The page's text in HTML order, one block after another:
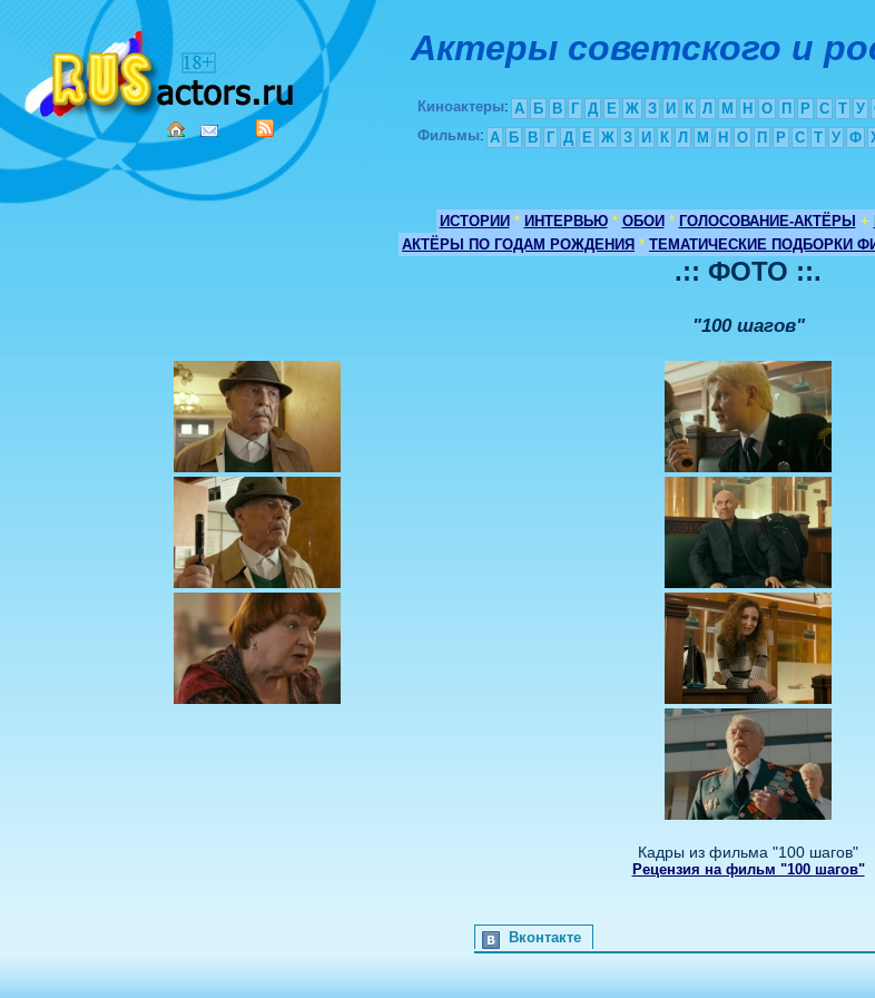
Актеры советского и
Киноактеры: А Б В Г Д Е Ж З И К Л М Н О П Р С Т У
Фильмы: А Б В Г Д Е Ж З И К Л М Н О П Р С Т У Ф
ИСТОРИИ * ИНТЕРВЬЮ * ОБОИ * ГОЛОСОВАНИЕ-АКТЁРЫ +
АКТЁРЫ ПО ГОДАМ РОЖДЕНИЯ * ТЕМАТИЧЕСКИЕ ПОДБОРКИ
.:: ФОТО ::.
"100 шагов"
Кадры из фильма "100 шагов"
Рецензия на фильм "100 шагов"
Вконтакте